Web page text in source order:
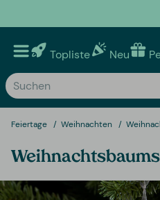
Topliste Neu
Feiertage Weihnachten